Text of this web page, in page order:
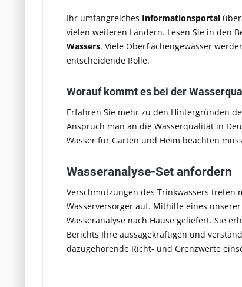
Ihr umfangreiches Informationsportal
vielen weiteren Ländern. Lesen Sie in den
Wassers. Viele Oberflächengewässer
entscheidende Rolle.
Worauf kommt es bei der
Erfahren Sie mehr zu den Hintergründen
Anspruch man an die Wasserqualität in
Wasser für Garten und Heim beachten
Wasseranalyse-Set anfordern
Verschmutzungen des Trinkwassers
Wasserversorger auf. Mithilfe eines
Wasseranalyse nach Hause geliefert. Sie
Berichts Ihre aussagekräftigen und
dazugehörende Richt- und Grenzwerte